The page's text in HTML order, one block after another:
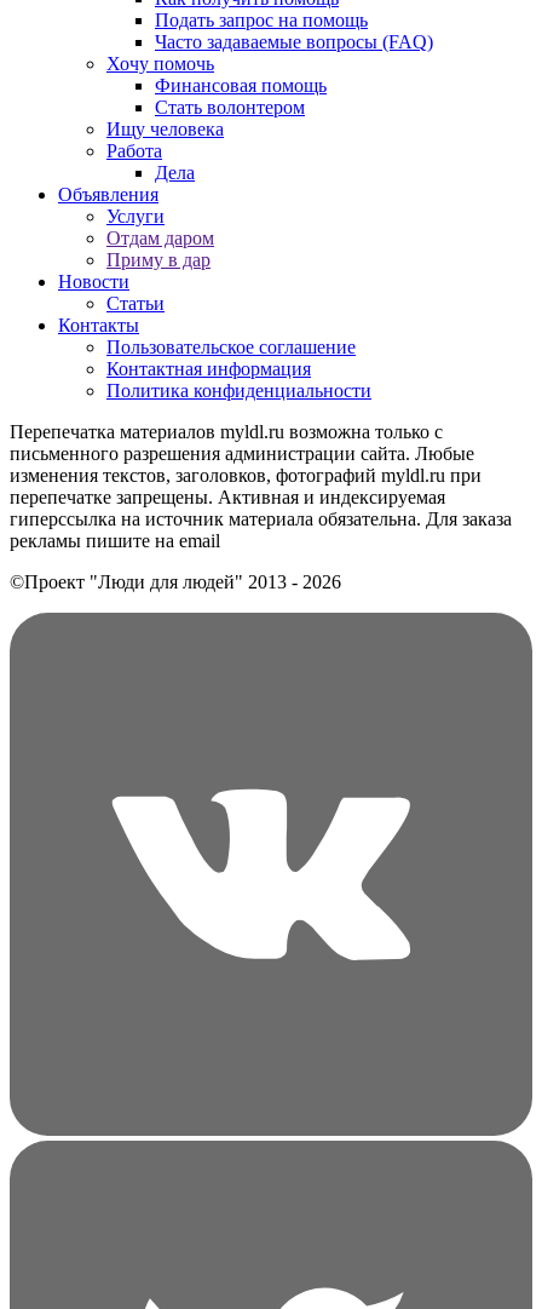
Подать запрос на помощь
Часто задаваемые вопросы (FAQ)
Хочу помочь
Финансовая помощь
Стать волонтером
Ищу человека
Работа
Дела
Объявления
Услуги
Отдам даром
Приму в дар
Новости
Статьи
Контакты
Пользовательское соглашение
Контактная информация
Политика конфиденциальности
Перепечатка материалов myldl.ru возможна только с
письменного разрешения администрации сайта. Любые
изменения текстов, заголовков, фотографий myldl.ru при
перепечатке запрещены. Активная и индексируемая
гиперссылка на источник материала обязательна. Для заказа
рекламы пишите на еmail
©Проект "Люди для людей" 2013 - 2026